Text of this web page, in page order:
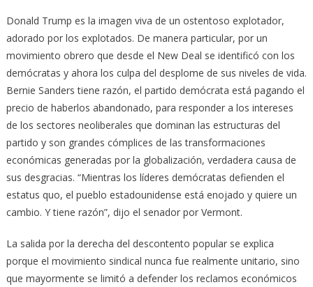
Donald Trump es la imagen viva de un ostentoso explotador,
adorado por los explotados. De manera particular, por un
movimiento obrero que desde el New Deal se identificó con los
demócratas y ahora los culpa del desplome de sus niveles de vida.
Bernie Sanders tiene razón, el partido demócrata está pagando el
precio de haberlos abandonado, para responder a los intereses
de los sectores neoliberales que dominan las estructuras del
partido y son grandes cómplices de las transformaciones
económicas generadas por la globalización, verdadera causa de
sus desgracias. “Mientras los líderes demócratas defienden el
estatus quo, el pueblo estadounidense está enojado y quiere un
cambio. Y tiene razón”, dijo el senador por Vermont.
La salida por la derecha del descontento popular se explica
porque el movimiento sindical nunca fue realmente unitario, sino
que mayormente se limitó a defender los reclamos económicos